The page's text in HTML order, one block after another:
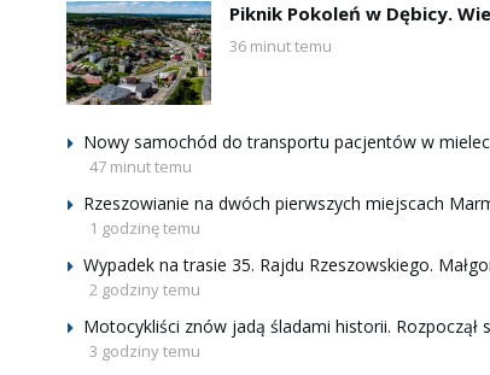
Piknik Pokoleń w Dębicy.
36 minut temu
Nowy samochód do transportu pacjentów w
47 minut temu
Rzeszowianie na dwóch pierwszych miejscach
1 godzinę temu
Wypadek na trasie 35. Rajdu Rzeszowskiego.
2 godziny temu
Motocykliści znów jadą śladami historii. Rozpoczął
3 godziny temu